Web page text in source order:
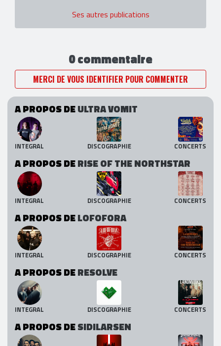
Ses autres publications
0 commentaire
MERCI DE VOUS IDENTIFIER POUR COMMENTER
A PROPOS DEULTRA VOMIT
INTEGRAL DISCOGRAPHIE CONCERTS
A PROPOS DERISE OF THE NORTHSTAR
INTEGRAL DISCOGRAPHIE CONCERTS
A PROPOS DELOFOFORA
INTEGRAL DISCOGRAPHIE CONCERTS
A PROPOS DERESOLVE
INTEGRAL DISCOGRAPHIE CONCERTS
A PROPOS DESIDILARSEN